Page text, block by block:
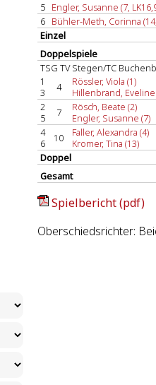
5 Engler, Susanne (7,
6 Bühler-Meth, Corinna
Einzel
Doppelspiele
TSG TV Stegen/TC
1
3
4
Rössler, Viola (1)
Hillenbrand, Eveline
2
5
7
Rösch, Beate (2)
Engler, Susanne (7)
4
6
10
Faller, Alexandra (4)
Kromer, Tina (13)
Doppel
Gesamt
Spielbericht (pdf)
Oberschiedsrichter: